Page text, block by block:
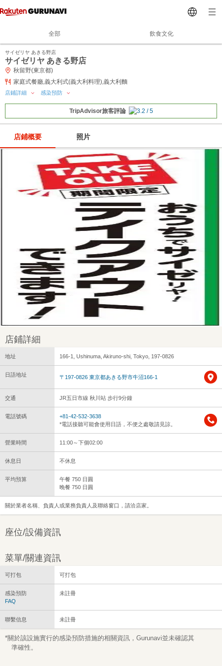
全部 飲食文化
サイゼリヤ あきる野店
サイゼリヤ あきる野店
秋留野(東京都)
家庭式餐廳,義大利式(義大利料理),義大利麵
店鋪詳細 感染預防
TripAdvisor旅客評論
店鋪概要 照片
店鋪詳細
地址 166-1, Ushinuma, Akiruno-shi, Tokyo, 197-0826
日語地址 〒197-0826 東京都あきる野市牛沼166-1
交通 JR五日市線 秋川站 步行9分鐘
電話號碼
+81-42-532-3638
*電話接聽可能會使用日語，不便之處敬請見諒。
營業時間 11:00～下個02:00
休息日 不休息
平均預算
午餐 750 日圓
晚餐 750 日圓
關於業者名稱、負責人或業務負責人及聯絡窗口，請洽店家。
座位/設備資訊
菜單/關連資訊
可打包 可打包
感染預防
FAQ
未註冊
聯繫信息 未註冊
*關於該設施實行的感染預防措施的相關資訊，Gurunavi並未確認其
準確性。